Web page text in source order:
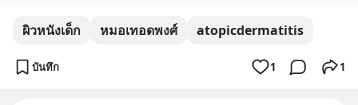
ผิวหนังเด็ก หมอเทอดพงศ์ atopicdermatitis
บันทึก 1 1